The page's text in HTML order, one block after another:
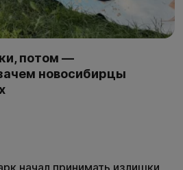
потом —
новосибирцы